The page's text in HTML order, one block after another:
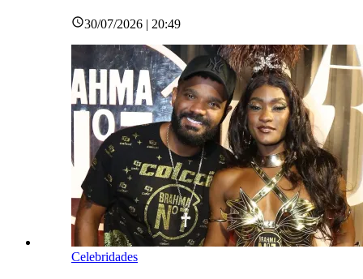
30/07/2026 | 20:49
Celebridades